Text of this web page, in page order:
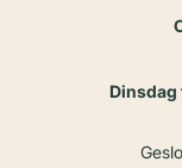
Dinsdag